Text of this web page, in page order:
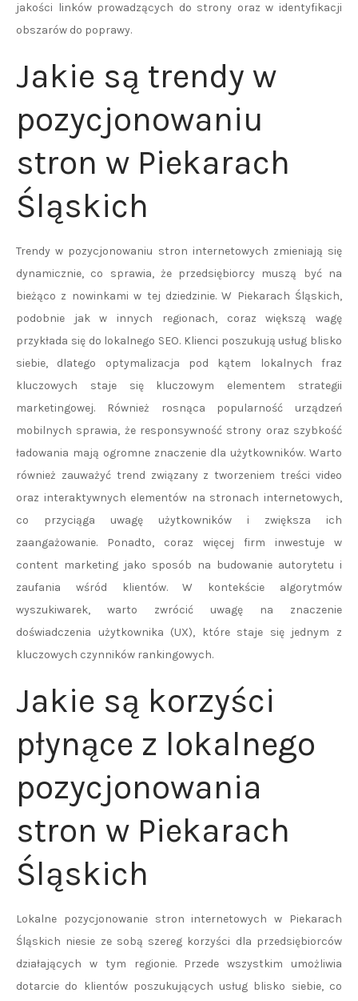
jakości linków prowadzących do strony oraz w identyfikacji
obszarów do poprawy.
Jakie są trendy w
pozycjonowaniu
stron w Piekarach
Śląskich
Trendy w pozycjonowaniu stron internetowych zmieniają się
dynamicznie, co sprawia, że przedsiębiorcy muszą być na
bieżąco z nowinkami w tej dziedzinie. W Piekarach Śląskich,
podobnie jak w innych regionach, coraz większą wagę
przykłada się do lokalnego SEO. Klienci poszukują usług blisko
siebie, dlatego optymalizacja pod kątem lokalnych fraz
kluczowych staje się kluczowym elementem strategii
marketingowej. Również rosnąca popularność urządzeń
mobilnych sprawia, że responsywność strony oraz szybkość
ładowania mają ogromne znaczenie dla użytkowników. Warto
również zauważyć trend związany z tworzeniem treści video
oraz interaktywnych elementów na stronach internetowych,
co przyciąga uwagę użytkowników i zwiększa ich
zaangażowanie. Ponadto, coraz więcej firm inwestuje w
content marketing jako sposób na budowanie autorytetu i
zaufania wśród klientów. W kontekście algorytmów
wyszukiwarek, warto zwrócić uwagę na znaczenie
doświadczenia użytkownika (UX), które staje się jednym z
kluczowych czynników rankingowych.
Jakie są korzyści
płynące z lokalnego
pozycjonowania
stron w Piekarach
Śląskich
Lokalne pozycjonowanie stron internetowych w Piekarach
Śląskich niesie ze sobą szereg korzyści dla przedsiębiorców
działających w tym regionie. Przede wszystkim umożliwia
dotarcie do klientów poszukujących usług blisko siebie, co